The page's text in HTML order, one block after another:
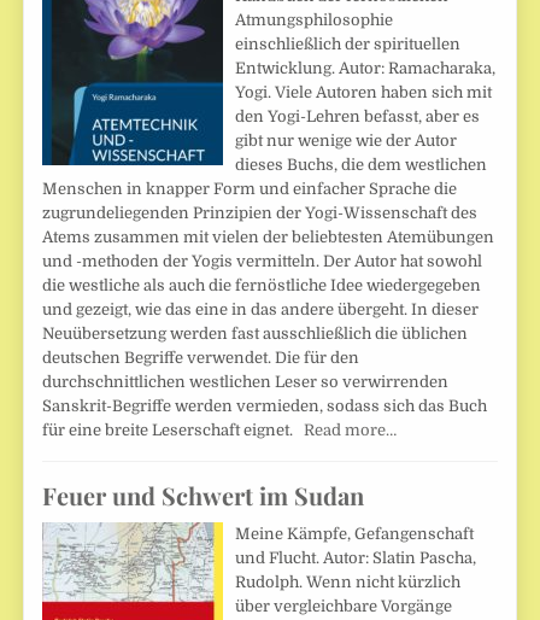
Atmungsphilosophie
einschließlich der spirituellen
Entwicklung. Autor: Ramacharaka,
Yogi. Viele Autoren haben sich mit
den Yogi-Lehren befasst, aber es
gibt nur wenige wie der Autor
dieses Buchs, die dem westlichen
Menschen in knapper Form und einfacher Sprache die
zugrundeliegenden Prinzipien der Yogi-Wissenschaft des
Atems zusammen mit vielen der beliebtesten Atemübungen
und -methoden der Yogis vermitteln. Der Autor hat sowohl
die westliche als auch die fernöstliche Idee wiedergegeben
und gezeigt, wie das eine in das andere übergeht. In dieser
Neuübersetzung werden fast ausschließlich die üblichen
deutschen Begriffe verwendet. Die für den
durchschnittlichen westlichen Leser so verwirrenden
Sanskrit-Begriffe werden vermieden, sodass sich das Buch
für eine breite Leserschaft eignet. Read more…
Feuer und Schwert im Sudan
Meine Kämpfe, Gefangenschaft
und Flucht. Autor: Slatin Pascha,
Rudolph. Wenn nicht kürzlich
über vergleichbare Vorgänge